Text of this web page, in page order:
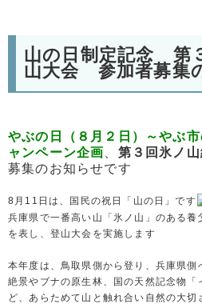
山の日制定記念 第
山大会 参加者募集
やぶの日（８月２日）～やぶ
ャンペーン企画 第３回氷ノ
募集のお知らせです
8月11日は、国民の祝日「山の日」です
兵庫県で一番高い山「氷ノ山」のある養
を表し、登山大会を実施します
本年度は、鳥取県側から登り、兵庫県
絶景やブナの原生林、国の天然記念物「
ど、あらためて山と触れ合い自然の大